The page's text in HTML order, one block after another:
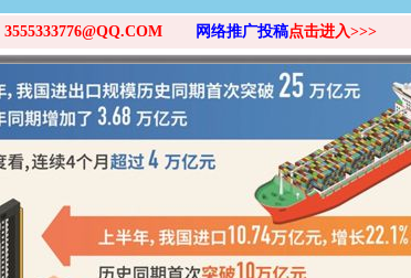
3555333776@QQ.COM 网络推广投稿点击进入>>>